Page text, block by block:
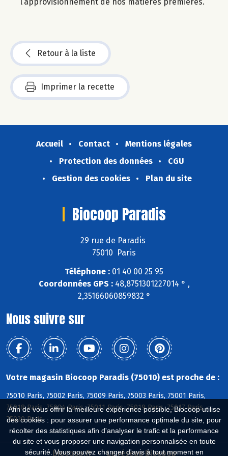
Afin de vous offrir la meilleure expérience possible, Biocoop utilise
des cookies : pour assurer une performance optimale du site, pour
récolter des statistiques afin d'analyser le trafic et la performance
du site et vous proposer une navigation personnalisée en toute
sécurité. Vous pouvez changer d'avis à tout moment en
Retour à la liste
Imprimer la recette
Accueil Contact
Mentions légales
Protection des données
CGU
Gestion des cookies
Plan du site
Biocoop Paradis
29 rue de Paradis
75010 Paris
Téléphone : 01 40 00 25 95
Coordonnées GPS :48,8751301227014 ° ,
2,35166060859832 °
Nous suivre sur
Votre magasin Biocoop Paradis (75010) est proche de :
75010 Paris, 75002 Paris, 75009 Paris, 75003 Paris, 75001 Paris,
75018 Paris, 75004 Paris, 75011 Paris, 75019 Paris, 75017 Paris,
75020 Paris
Biocoop.fr Le réseau Biocoop